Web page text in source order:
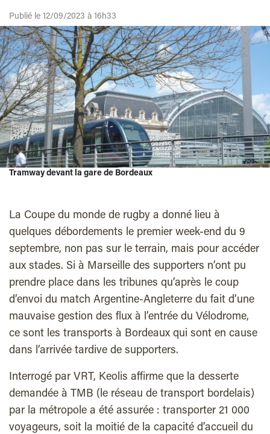
Publié le 12/09/2023 à 16h33
Tramway devant la gare de Bordeaux
La Coupe du monde de rugby a donné lieu à
quelques débordements le premier week-end du 9
septembre, non pas sur le terrain, mais pour accéder
aux stades. Si à Marseille des supporters n’ont pu
prendre place dans les tribunes qu’après le coup
d’envoi du match Argentine-Angleterre du fait d’une
mauvaise gestion des flux à l’entrée du Vélodrome,
ce sont les transports à Bordeaux qui sont en cause
dans l’arrivée tardive de supporters.
Interrogé par VRT, Keolis affirme que la desserte
demandée à TMB (le réseau de transport bordelais)
par la métropole a été assurée : transporter 21 000
voyageurs, soit la moitié de la capacité d’accueil du